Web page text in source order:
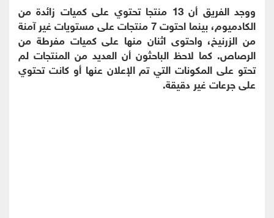
ووجد الفريق أن 13 منتجا تحتوي على كميات زائدة من
الكادميوم، بينما احتوت 7 منتجات على مستويات غير آمنة
من الزرنيخ، واحتوى اثنان منها على كميات مفرطة من
الرصاص. كما لاحظ الباحثون أن العديد من المنتجات لم
تحتو على المكونات التي تم الإعلان عنها أو كانت تحتوي
على جرعات غير دقيقة.